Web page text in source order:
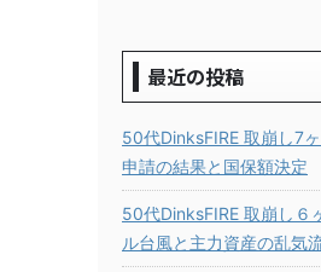
最近の投稿
50代DinksFIRE 取崩し7
申請の結果と国保額決定
50代DinksFIRE 取崩し６
ル台風と主力資産の乱気